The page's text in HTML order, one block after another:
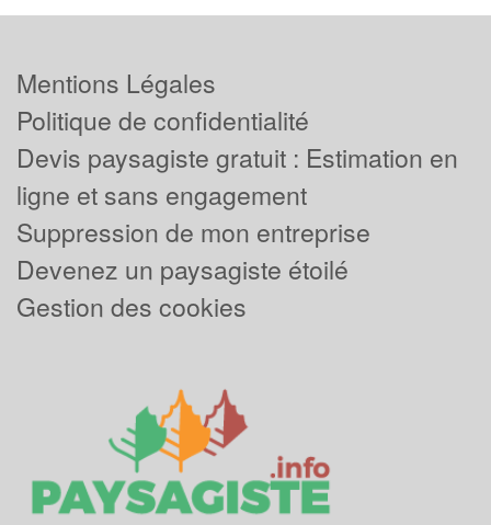
Mentions Légales
Politique de confidentialité
Devis paysagiste gratuit : Estimation en
ligne et sans engagement
Suppression de mon entreprise
Devenez un paysagiste étoilé
Gestion des cookies